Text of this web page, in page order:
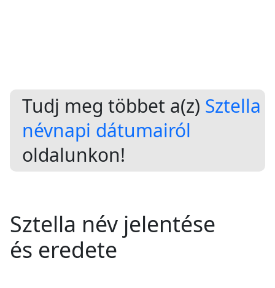
Tudj meg többet a(z) Sztella
névnapi dátumairól
oldalunkon!
Sztella név jelentése
és eredete